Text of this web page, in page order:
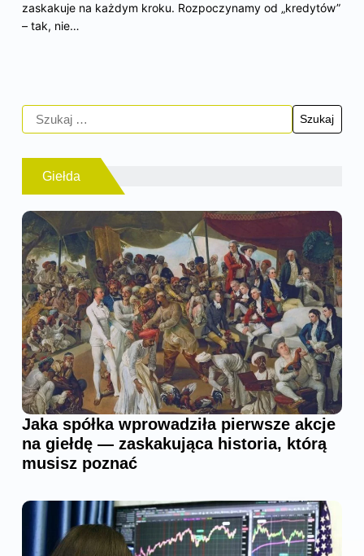
zaskakuje na każdym kroku. Rozpoczynamy od „kredytów”
– tak, nie…
Giełda
Jaka spółka wprowadziła pierwsze akcje
na giełdę — zaskakująca historia, którą
musisz poznać